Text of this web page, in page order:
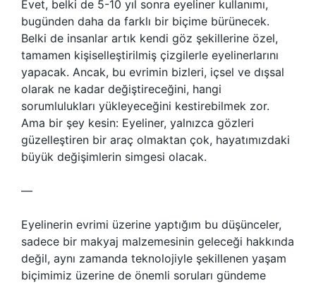
Evet, belki de 5-10 yıl sonra eyeliner kullanımı,
bugünden daha da farklı bir biçime bürünecek.
Belki de insanlar artık kendi göz şekillerine özel,
tamamen kişiselleştirilmiş çizgilerle eyelinerlarını
yapacak. Ancak, bu evrimin bizleri, içsel ve dışsal
olarak ne kadar değiştireceğini, hangi
sorumlulukları yükleyeceğini kestirebilmek zor.
Ama bir şey kesin: Eyeliner, yalnızca gözleri
güzelleştiren bir araç olmaktan çok, hayatımızdaki
büyük değişimlerin simgesi olacak.
—
Eyelinerin evrimi üzerine yaptığım bu düşünceler,
sadece bir makyaj malzemesinin geleceği hakkında
değil, aynı zamanda teknolojiyle şekillenen yaşam
biçimimiz üzerine de önemli soruları gündeme